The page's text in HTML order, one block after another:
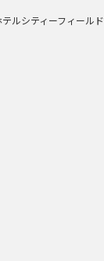
ルシティーフィールド